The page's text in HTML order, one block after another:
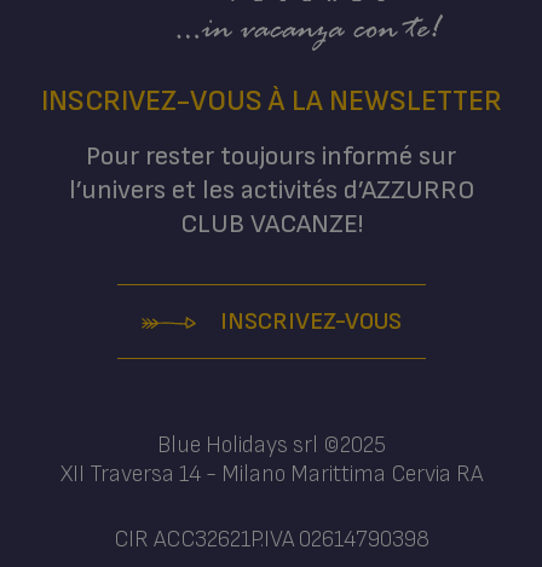
Blue Holidays srl ©2025
XII Traversa 14 - Milano Marittima Cervia RA
CIR ACC32621P.IVA 02614790398
INSCRIVEZ-VOUS À LA NEWSLETTER
Pour rester toujours informé sur
l’univers et les activités d’AZZURRO
CLUB VACANZE!
INSCRIVEZ-VOUS